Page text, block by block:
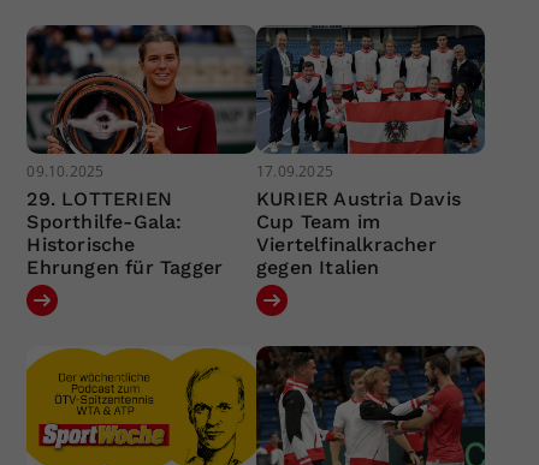
09.10.2025
29. LOTTERIEN
Sporthilfe-Gala:
Historische
Ehrungen für Tagger
17.09.2025
KURIER Austria Davis
Cup Team im
Viertelfinalkracher
gegen Italien